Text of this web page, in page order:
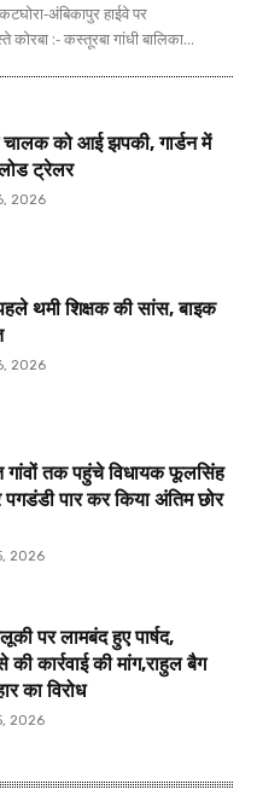
अंबिकापुर हाईवे पर
:- कस्तूरबा गांधी बालिका...
चालक को आई झपकी, गार्डन में
ट्रेलर
2026
थमी शिक्षक की सांस, बाइक
2026
गांवों तक पहुंचे विधायक फूलसिंह
पगडंडी पार कर किया अंतिम छोर
2026
पर लामबंद हुए पार्षद,
कार्रवाई की मांग,राहुल बैग
का विरोध
2026